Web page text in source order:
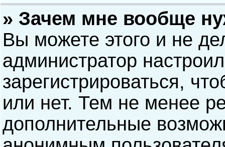
» Зачем мне вообще
Вы можете этого и не
администратор
зарегистрироваться,
или нет. Тем не менее
дополнительные